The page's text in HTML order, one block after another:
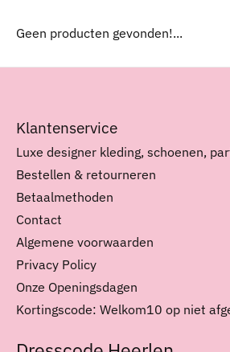
Geen producten gevonden!...
Klantenservice
Luxe designer kleding, schoenen,
Bestellen & retourneren
Betaalmethoden
Contact
Algemene voorwaarden
Privacy Policy
Onze Openingsdagen
Kortingscode: Welkom10 op niet